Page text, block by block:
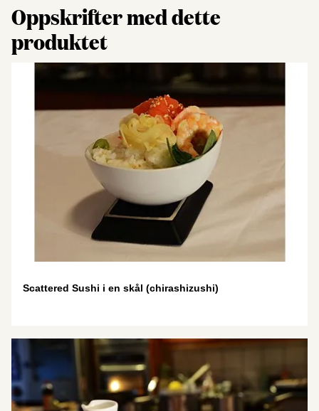
Oppskrifter med dette
produktet
Scattered Sushi i en skål (chirashizushi)